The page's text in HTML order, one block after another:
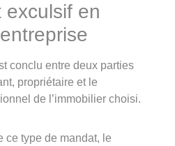
en
conclu entre deux parties
propriétaire et le
de l’immobilier choisi.
ce type de mandat, le